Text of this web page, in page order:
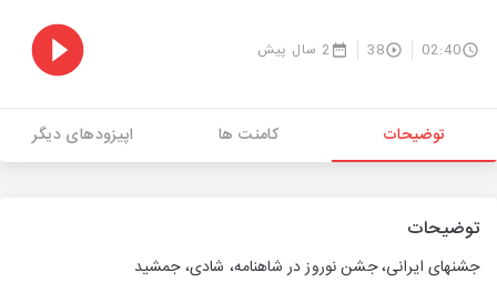
02:40
38 2 سال پیش
توضیحات کامنت ها اپیزودهای دیگر
توضیحات
جشنهای ایرانی، جشن نوروز در شاهنامه، شادی، جمشید